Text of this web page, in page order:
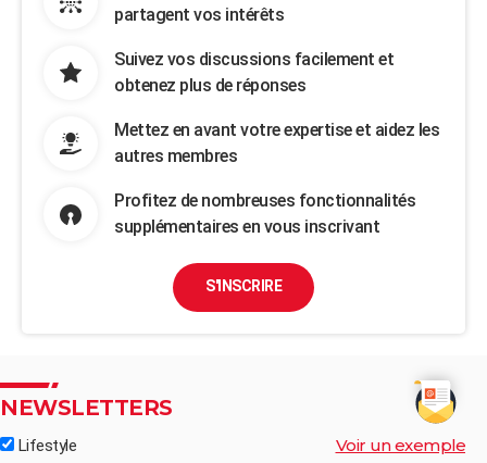
partagent vos intérêts
Suivez vos discussions facilement et
obtenez plus de réponses
Mettez en avant votre expertise et aidez les
autres membres
Profitez de nombreuses fonctionnalités
supplémentaires en vous inscrivant
S'INSCRIRE
NEWSLETTERS
Lifestyle Voir un exemple